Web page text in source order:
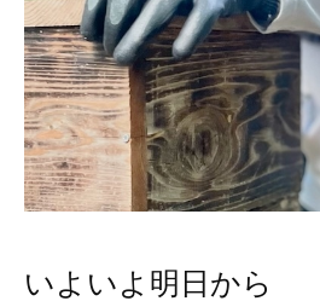
いよいよ明日から